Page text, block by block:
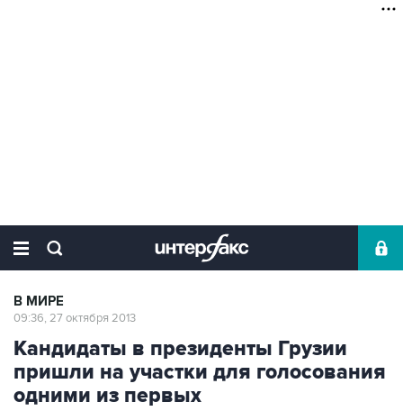
В МИРЕ
09:36, 27 октября 2013
Кандидаты в президенты Грузии
пришли на участки для голосования
одними из первых